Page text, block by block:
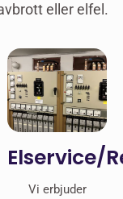
eller elfel.
Elservice/
Vi erbjuder